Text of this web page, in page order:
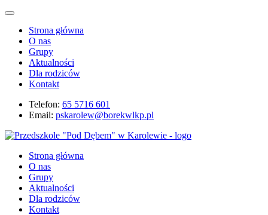
Strona główna
O nas
Grupy
Aktualności
Dla rodziców
Kontakt
Telefon: 65 5716 601
Email: pskarolew@borekwlkp.pl
Strona główna
O nas
Grupy
Aktualności
Dla rodziców
Kontakt